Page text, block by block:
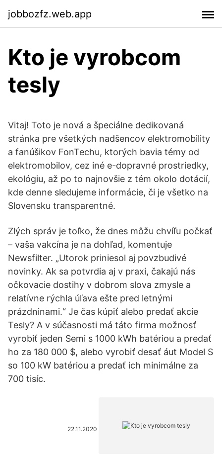
jobbozfz.web.app
Kto je vyrobcom
tesly
Vitaj! Toto je nová a špeciálne dedikovaná
stránka pre všetkých nadšencov elektromobility
a fanúšikov FonTechu, ktorých bavia témy od
elektromobilov, cez iné e-dopravné prostriedky,
ekológiu, až po to najnovšie z tém okolo dotácií,
kde denne sledujeme informácie, či je všetko na
Slovensku transparentné.
Zlých správ je toľko, že dnes môžu chvíľu počkať
– vaša vakcína je na dohľad, komentuje
Newsfilter. „Utorok priniesol aj povzbudivé
novinky. Ak sa potvrdia aj v praxi, čakajú nás
očkovacie dostihy v dobrom slova zmysle a
relatívne rýchla úľava ešte pred letnými
prázdninami.“ Je čas kúpiť alebo predať akcie
Tesly? A v súčasnosti má táto firma možnosť
vyrobiť jeden Semi s 1000 kWh batériou a predať
ho za 180 000 $, alebo vyrobiť desať áut Model S
so 100 kW batériou a predať ich minimálne za
700 tisíc.
22.11.2020